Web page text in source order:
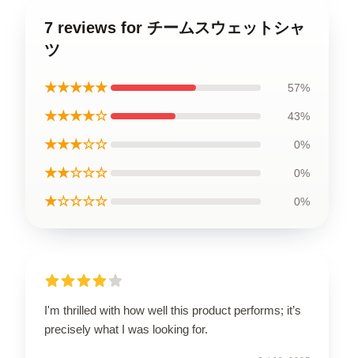
7 reviews for チームスウェットシャ
ツ
★★★★★ 57%
★★★★☆ 43%
★★★☆☆ 0%
★★☆☆☆ 0%
★☆☆☆☆ 0%
I'm thrilled with how well this product performs; it’s
precisely what I was looking for.